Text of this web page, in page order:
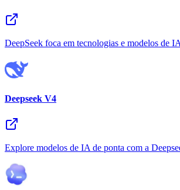
DeepSeek foca em tecnologias e modelos de
Deepseek V4
Explore modelos de IA de ponta com a